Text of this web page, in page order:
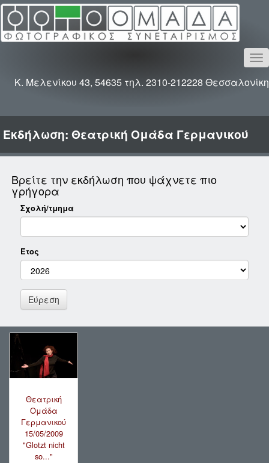
Κ. Μελενίκου 43, 54635 τηλ. 2310-212228 Θεσσαλονίκη
Εκδήλωση: Θεατρική Ομάδα Γερμανικού
Βρείτε την εκδήλωση που ψάχνετε πιο
γρήγορα
Σχολή/τμημα
Έτος
Θεατρική
Ομάδα
Γερμανικού
15/05/2009
"Glotzt nicht
so..."